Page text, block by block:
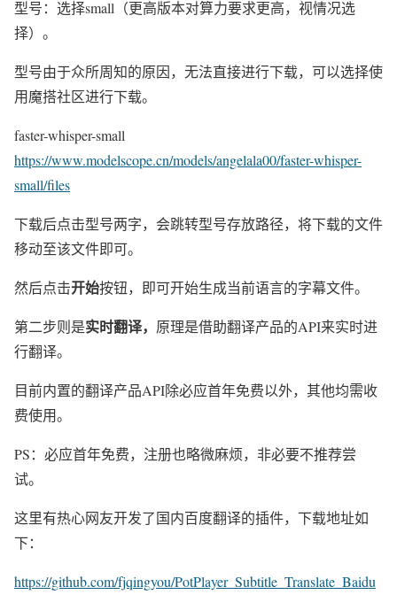
型号：选择small（更高版本对算力要求更高，视情况选
择）。
型号由于众所周知的原因，无法直接进行下载，可以选择使
用魔搭社区进行下载。
faster-whisper-small
https://www.modelscope.cn/models/angelala00/faster-whisper-
small/files
下载后点击型号两字，会跳转型号存放路径，将下载的文件
移动至该文件即可。
然后点击开始按钮，即可开始生成当前语言的字幕文件。
第二步则是实时翻译， 原理是借助翻译产品的API来实时进
行翻译。
目前内置的翻译产品API除必应首年免费以外，其他均需收
费使用。
PS：必应首年免费，注册也略微麻烦，非必要不推荐尝
试。
这里有热心网友开发了国内百度翻译的插件，下载地址如
下：
https://github.com/fjqingyou/PotPlayer_Subtitle_Translate_Baidu